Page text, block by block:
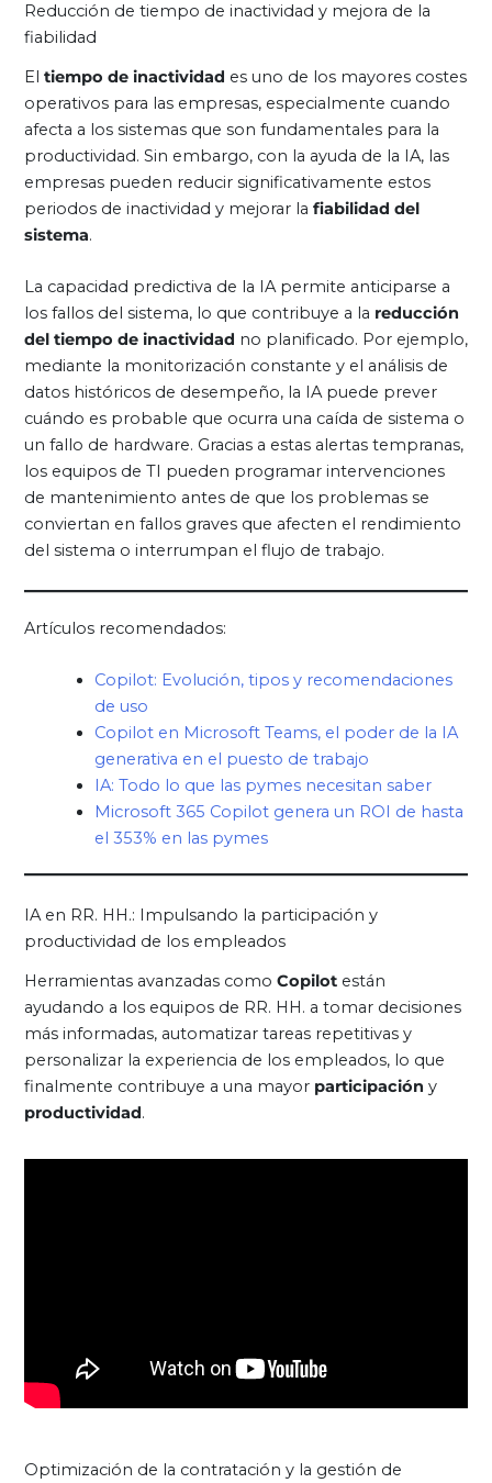
Reducción de tiempo de inactividad y mejora de la
fiabilidad
El tiempo de inactividad es uno de los mayores costes
operativos para las empresas, especialmente cuando
afecta a los sistemas que son fundamentales para la
productividad. Sin embargo, con la ayuda de la IA, las
empresas pueden reducir significativamente estos
periodos de inactividad y mejorar la fiabilidad del
sistema.
La capacidad predictiva de la IA permite anticiparse a
los fallos del sistema, lo que contribuye a la reducción
del tiempo de inactividad no planificado. Por ejemplo,
mediante la monitorización constante y el análisis de
datos históricos de desempeño, la IA puede prever
cuándo es probable que ocurra una caída de sistema o
un fallo de hardware. Gracias a estas alertas tempranas,
los equipos de TI pueden programar intervenciones
de mantenimiento antes de que los problemas se
conviertan en fallos graves que afecten el rendimiento
del sistema o interrumpan el flujo de trabajo.
Artículos recomendados:
Copilot: Evolución, tipos y recomendaciones
de uso
Copilot en Microsoft Teams, el poder de la IA
generativa en el puesto de trabajo
IA: Todo lo que las pymes necesitan saber
Microsoft 365 Copilot genera un ROI de hasta
el 353% en las pymes
IA en RR. HH.: Impulsando la participación y
productividad de los empleados
Herramientas avanzadas como Copilotestán
ayudando a los equipos de RR. HH. a tomar decisiones
más informadas, automatizar tareas repetitivas y
personalizar la experiencia de los empleados, lo que
finalmente contribuye a una mayor participación y
productividad.
Optimización de la contratación y la gestión de